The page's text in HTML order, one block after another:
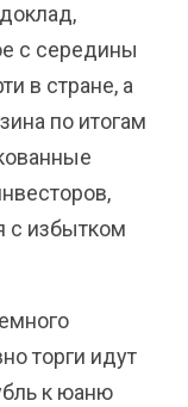
с середины
в стране, а
по итогам
с избытком
торги идут
к юаню